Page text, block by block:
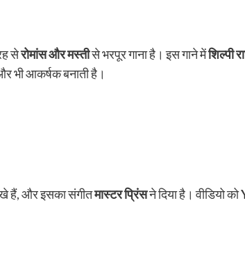
सेरोमांस और मस्तीसे भरपूर गाना है। इस गाने मेंशिल्पी
भी आकर्षक बनाती है।
हैं, और इसका संगीतमास्टर प्रिंसने दिया है। वीडियो को